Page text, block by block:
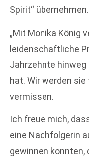
Spirit“ übernehmen.
„Mit Monika König
leidenschaftliche
Jahrzehnte
hat. Wir werden
vermissen.
Ich freue mich,
eine Nachfolgerin
gewinnen konnten,